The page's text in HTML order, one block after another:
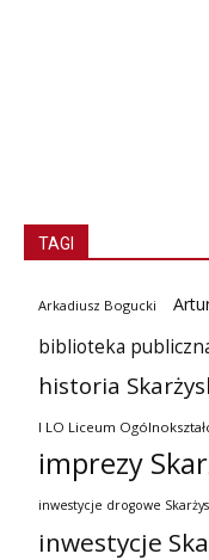
TAGI
Arkadiusz Bogucki
biblioteka
historia
I LO Liceum
imprezy
inwestycje drogowe
inwestycje